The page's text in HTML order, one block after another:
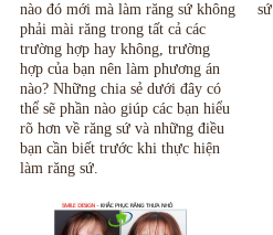
nào đó mới mà làm răng sứ không
phải mài răng trong tất cả các
trường hợp hay không, trường
hợp của bạn nên làm phương án
nào? Những chia sẻ dưới đây có
thể sẽ phần nào giúp các bạn hiểu
rõ hơn về răng sứ và những điều
bạn cần biết trước khi thực hiện
làm răng sứ.